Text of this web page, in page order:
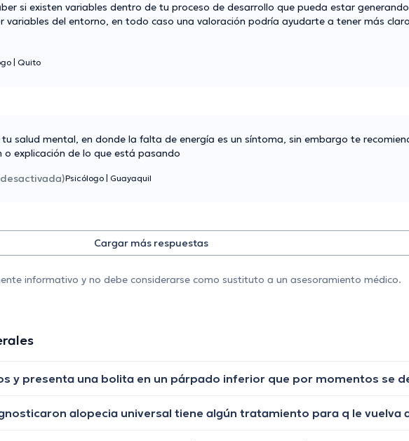
si existen variables dentro de tu proceso de desarrollo que pueda estar
variables del entorno, en todo caso una valoración podría ayudarte a tener más
Quito
salud mental, en donde la falta de energía es un síntoma, sin embargo te
explicación de lo que está pasando
Psicólogo Guayaquil
Cargar más respuestas
informativo y no debe considerarse como sustituto a un asesoramiento médico.